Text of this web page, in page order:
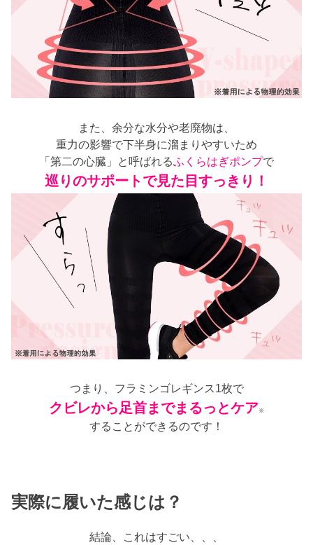
また、余分な水分や老廃物は、
重力の影響で下半身に溜まりやすいため
「第二の心臓」と呼ばれるふくらはぎポンプで
巡りのサポートで見た目すっきり！
つまり、フラミンゴレギンス1枚で
クビレから足首までまるっとケア※
することができるのです！
実際に履いた感じは？
結論、これはすごい、、、